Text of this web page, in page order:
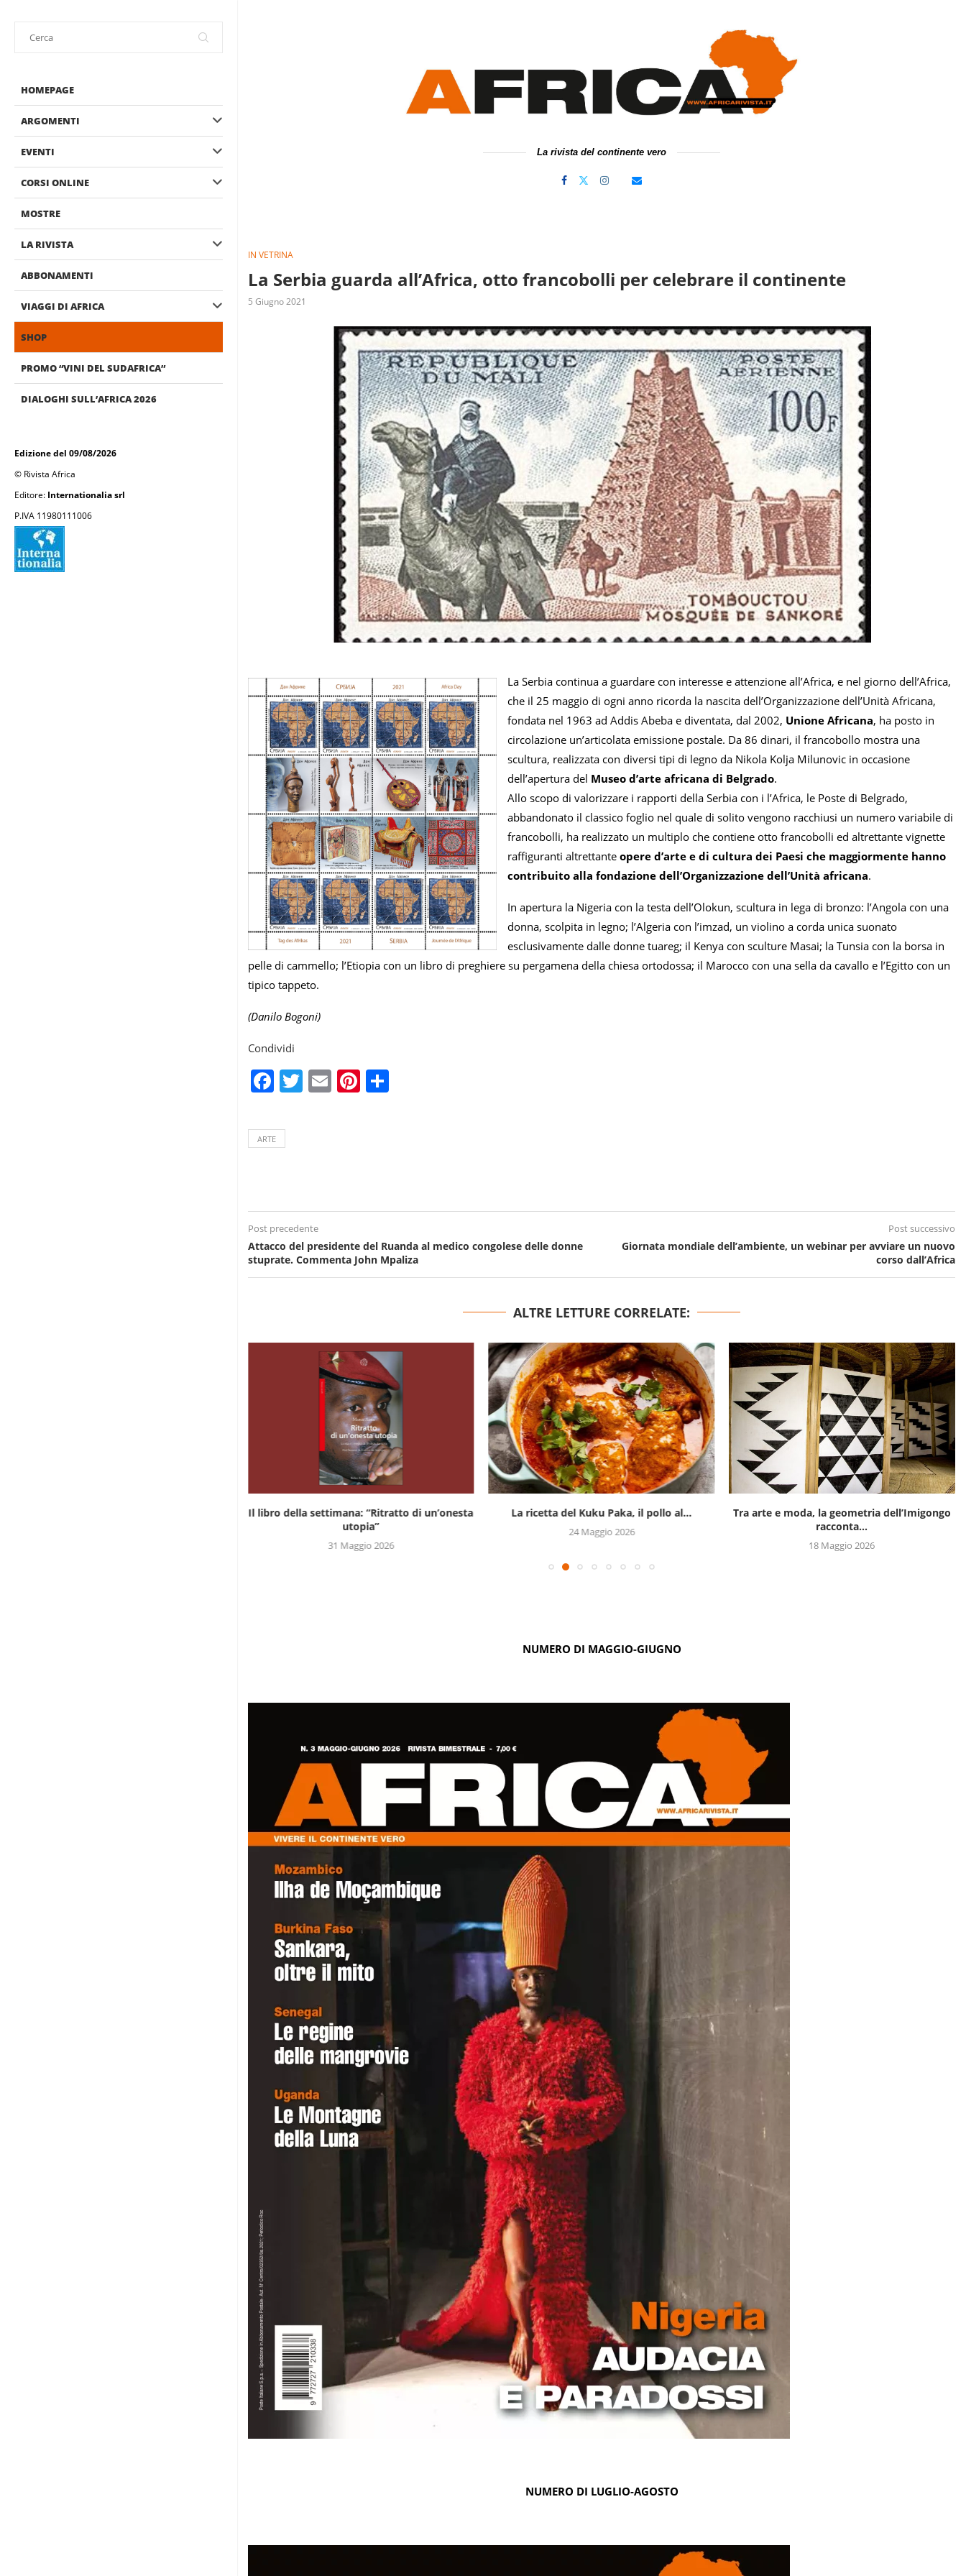
HOMEPAGE
ARGOMENTI
EVENTI
CORSI ONLINE
MOSTRE
LA RIVISTA
ABBONAMENTI
VIAGGI DI AFRICA
SHOP
PROMO “VINI DEL SUDAFRICA”
DIALOGHI SULL’AFRICA 2026
Edizione del 09/08/2026
© Rivista Africa
Editore: Internationalia srl
P.IVA 11980111006
La rivista del continente vero
IN VETRINA
La Serbia guarda all’Africa, otto francobolli per celebrare il continente
5 Giugno 2021
La Serbia continua a guardare con interesse e attenzione all’Africa, e nel giorno dell’Africa,
che il 25 maggio di ogni anno ricorda la nascita dell’Organizzazione dell’Unità Africana,
fondata nel 1963 ad Addis Abeba e diventata, dal 2002, Unione Africana, ha posto in
circolazione un’articolata emissione postale. Da 86 dinari, il francobollo mostra una
scultura, realizzata con diversi tipi di legno da Nikola Kolja Milunovic in occasione
dell’apertura del Museo d’arte africana di Belgrado.
Allo scopo di valorizzare i rapporti della Serbia con i l’Africa, le Poste di Belgrado,
abbandonato il classico foglio nel quale di solito vengono racchiusi un numero variabile di
francobolli, ha realizzato un multiplo che contiene otto francobolli ed altrettante vignette
raffiguranti altrettante opere d’arte e di cultura dei Paesi che maggiormente hanno
contribuito alla fondazione dell’Organizzazione dell’Unità africana.
In apertura la Nigeria con la testa dell’Olokun, scultura in lega di bronzo: l’Angola con una
donna, scolpita in legno; l’Algeria con l’imzad, un violino a corda unica suonato
esclusivamente dalle donne tuareg; il Kenya con sculture Masai; la Tunsia con la borsa in
pelle di cammello; l’Etiopia con un libro di preghiere su pergamena della chiesa ortodossa; il Marocco con una sella da cavallo e l’Egitto con un
tipico tappeto.
(Danilo Bogoni)
Condividi
Facebook
Twitter
EmailPinterest
ARTE
Post precedente
Attacco del presidente del Ruanda al medico congolese delle donne
stuprate. Commenta John Mpaliza
Post successivo
Giornata mondiale dell’ambiente, un webinar per avviare un nuovo
corso dall’Africa
ALTRE LETTURE CORRELATE:
Il libro della settimana: “Ritratto di un’onesta
utopia”
31 Maggio 2026
La ricetta del Kuku Paka, il pollo al...
24 Maggio 2026
Tra arte e moda, la geometria dell’Imigongo
racconta...
18 Maggio 2026
NUMERO DI MAGGIO-GIUGNO
NUMERO DI LUGLIO-AGOSTO